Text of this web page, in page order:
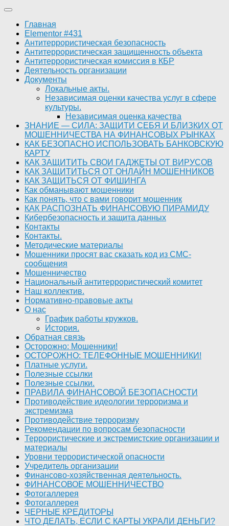
Главная
Elementor #431
Антитеррористическая безопасность
Антитеррористическая защищенность объекта
Антитеррористическая комиссия в КБР
Деятельность организации
Документы
Локальные акты.
Независимая оценки качества услуг в сфере
культуры.
Независимая оценка качества
ЗНАНИЕ — СИЛА: ЗАЩИТИ СЕБЯ И БЛИЗКИХ ОТ
МОШЕННИЧЕСТВА НА ФИНАНСОВЫХ РЫНКАХ
КАК БЕЗОПАСНО ИСПОЛЬЗОВАТЬ БАНКОВСКУЮ
КАРТУ
КАК ЗАЩИТИТЬ СВОИ ГАДЖЕТЫ ОТ ВИРУСОВ
КАК ЗАЩИТИТЬСЯ ОТ ОНЛАЙН МОШЕННИКОВ
КАК ЗАЩИТЬСЯ ОТ ФИШИНГА
Как обманывают мошенники
Как понять, что с вами говорит мошенник
КАК РАСПОЗНАТЬ ФИНАНСОВУЮ ПИРАМИДУ
Кибербезопасность и защита данных
Контакты
Контакты.
Методические материалы
Мошенники просят вас сказать код из СМС-
сообщения
Мошенничество
Национальный антитеррористический комитет
Наш коллектив.
Нормативно-правовые акты
О нас
График работы кружков.
История.
Обратная связь
Осторожно: Мошенники!
ОСТОРОЖНО: ТЕЛЕФОННЫЕ МОШЕННИКИ!
Платные услуги.
Полезные ссылки
Полезные ссылки.
ПРАВИЛА ФИНАНСОВОЙ БЕЗОПАСНОСТИ
Противодействие идеологии терроризма и
экстремизма
Противодействие терроризму
Рекомендации по вопросам безопасности
Террористические и экстремистские организации и
материалы
Уровни террористической опасности
Учредитель организации
Финансово-хозяйственная деятельность.
ФИНАНСОВОЕ МОШЕННИЧЕСТВО
Фотогаллерея
Фотогаллерея
ЧЕРНЫЕ КРЕДИТОРЫ
ЧТО ДЕЛАТЬ, ЕСЛИ С КАРТЫ УКРАЛИ ДЕНЬГИ?